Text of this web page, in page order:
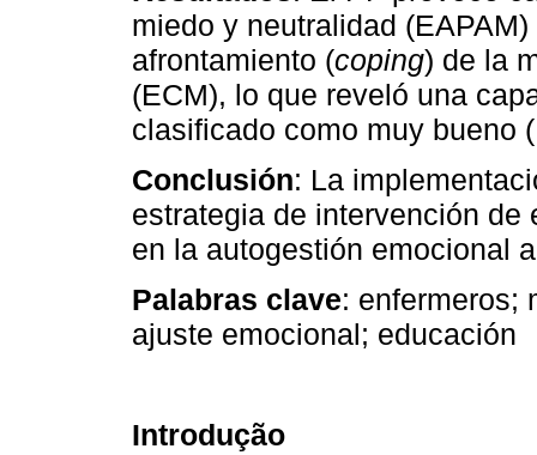
miedo y neutralidad
afrontamiento (coping) de la
(ECM), lo que reveló una
clasificado como muy bueno
Conclusión: La
estrategia de intervención de
en la autogestión emocional
Palabras clave: enfermeros;
ajuste emocional; educación
Introdução